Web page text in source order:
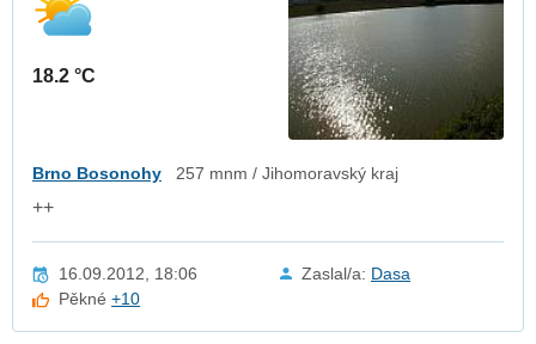
18.2 °C
Brno Bosonohy 257 mnm / Jihomoravský kraj
++
16.09.2012, 18:06 Zaslal/a: Dasa
Pěkné+10